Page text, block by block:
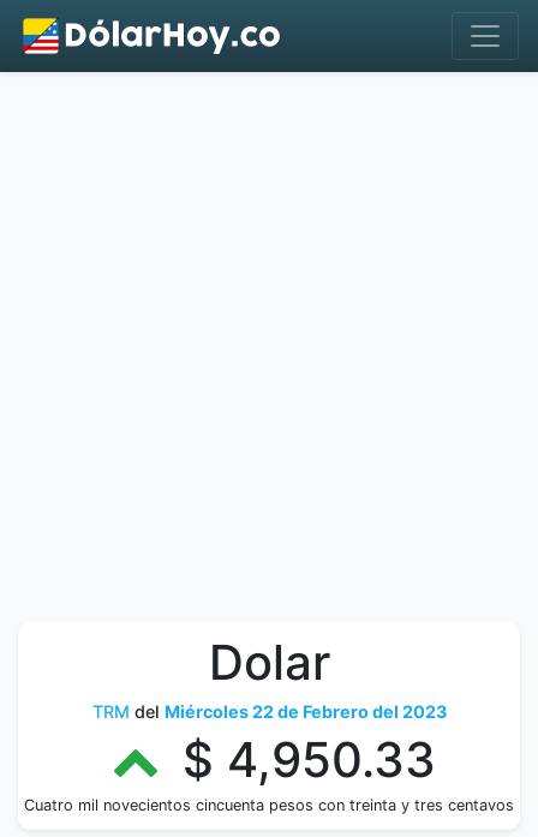
Dolar
TRM del Miércoles 22 de Febrero del 2023
$ 4,950.33
Cuatro mil novecientos cincuenta pesos con treinta y tres centavos